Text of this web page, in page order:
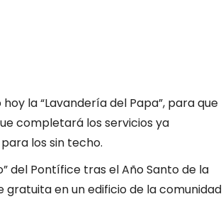
la “Lavandería del Papa”, para que
completará los servicios ya
los sin techo.
del Pontífice tras el Año Santo de la
en un edificio de la comunidad